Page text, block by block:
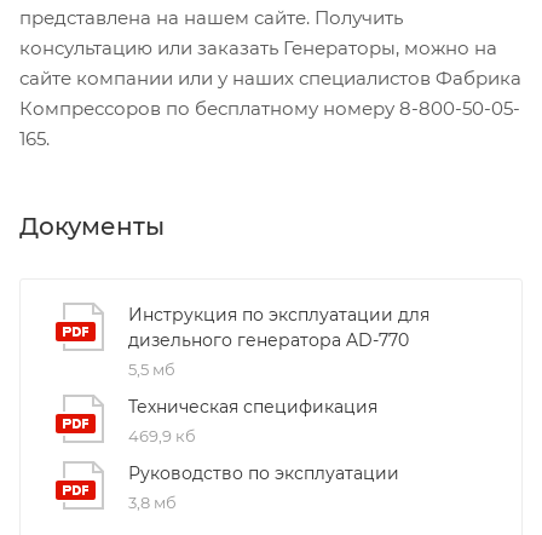
представлена на нашем сайте. Получить
консультацию или заказать Генераторы, можно на
сайте компании или у наших специалистов Фабрика
Компрессоров по бесплатному номеру 8-800-50-05-
165.
Документы
Инструкция по эксплуатации для
дизельного генератора AD-770
5,5 мб
Техническая спецификация
469,9 кб
Руководство по эксплуатации
3,8 мб